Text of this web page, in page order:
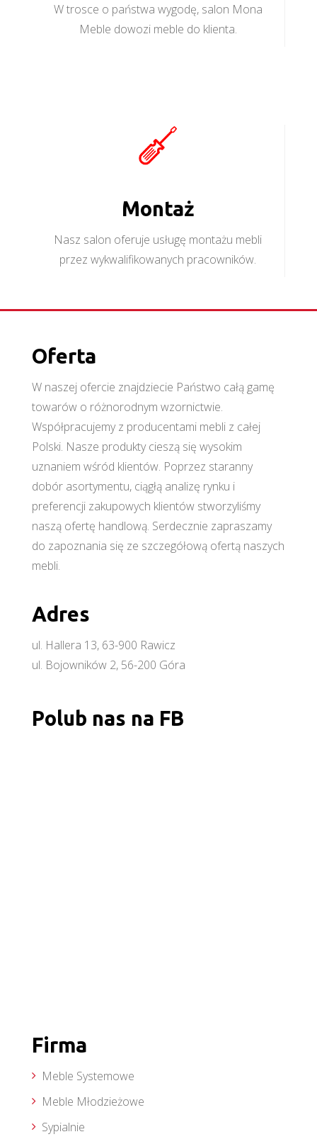
W trosce o państwa wygodę, salon Mona
Meble dowozi meble do klienta.
Montaż
Nasz salon oferuje usługę montażu mebli
przez wykwalifikowanych pracowników.
Oferta
W naszej ofercie znajdziecie Państwo całą gamę
towarów o różnorodnym wzornictwie.
Współpracujemy z producentami mebli z całej
Polski. Nasze produkty cieszą się wysokim
uznaniem wśród klientów. Poprzez staranny
dobór asortymentu, ciągłą analizę rynku i
preferencji zakupowych klientów stworzyliśmy
naszą ofertę handlową. Serdecznie zapraszamy
do zapoznania się ze szczegółową ofertą naszych
mebli.
Adres
ul. Hallera 13, 63-900 Rawicz
ul. Bojowników 2, 56-200 Góra
Polub nas na FB
Firma
Meble Systemowe
Meble Młodzieżowe
Sypialnie